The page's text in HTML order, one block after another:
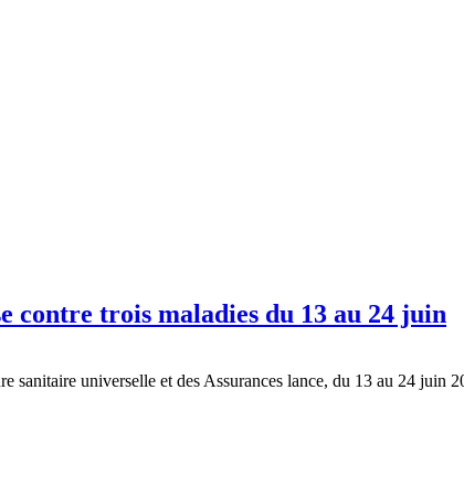
contre trois maladies du 13 au 24 juin
universelle et des Assurances lance, du 13 au 24 juin